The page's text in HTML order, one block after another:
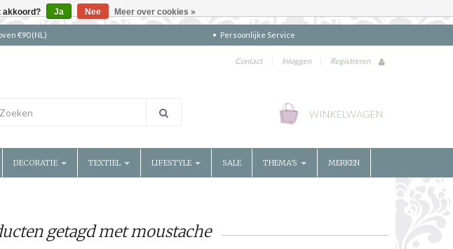
€90 (NL) Persoonlijke Service
Contact | Inloggen | Registreren
WINKELWAGEN
DECORATIE TEXTIEL LIFESTYLE SALE THEMA'S MERKEN
getagd met moustache
akkoord? Ja Nee Meer over cookies »